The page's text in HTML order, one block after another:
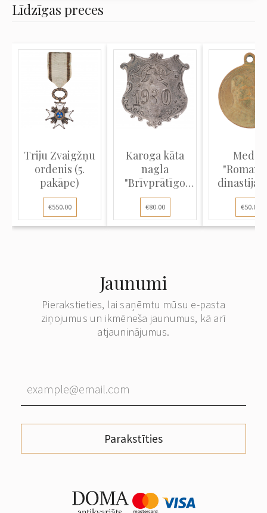
Līdzīgas preces
Triju Zvaigžņu
ordenis (5.
pakāpe)
€550.00
Karoga kāta
nagla
"Brīvprātīgo
ugunsdzēsēju
k...
€80.00
dinastijas
gadu
€50.00
Jaunumi
Pierakstieties, lai saņēmtu mūsu e-pasta
ziņojumus un ikmēneša jaunumus, kā arī
atjauninājumus.
Parakstīties